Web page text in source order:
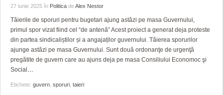
27 iunie 2025 în Politica deAlex Nestor
Tăierile de sporuri pentru bugetari ajung astăzi pe masa Guvernului,
primul spor vizat fiind cel “de antenă” Acest proiect a generat deja proteste
din partea sindicaliștilor și a angajaților guvernului. Tăierea sporurilor
ajunge astăzi pe masa Guvernului. Sunt două ordonanţe de urgenţă
pregătite de guvern care au ajuns deja pe masa Consiliului Economoc şi
Social
Etichete: guvern sporuri taieri